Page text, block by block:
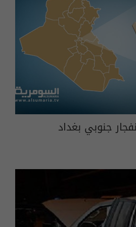
جنوبي بغداد